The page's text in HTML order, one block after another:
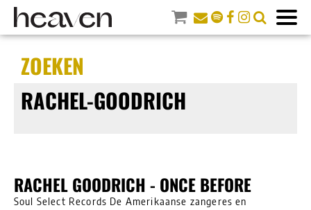
ZOEKEN
RACHEL-GOODRICH
RACHEL GOODRICH - ONCE BEFORE
Soul Select Records De Amerikaanse zangeres en